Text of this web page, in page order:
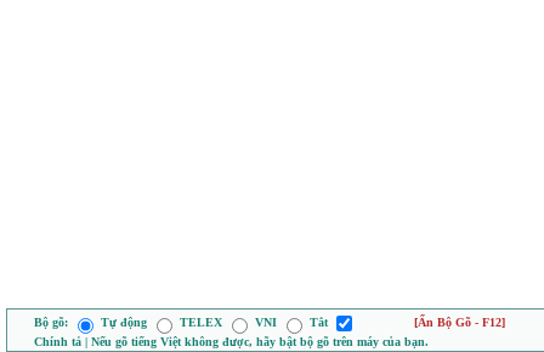
Bộ gõ: Tự động TELEX VNI Tắt
[Ẩn Bộ Gõ - F12]
Chính tả | Nếu gõ tiếng Việt không được, hãy bật bộ gõ trên máy của bạn.